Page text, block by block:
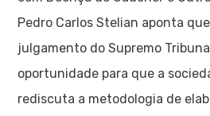
Pedro Carlos Stelian aponta
julgamento do Supremo
oportunidade para que a
rediscuta a metodologia de